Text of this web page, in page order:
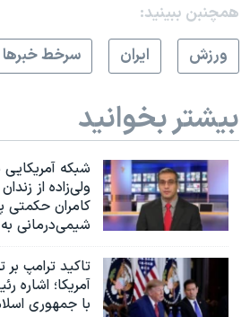
همچنبن ببینید:
ورزش
ايران سرخط خبرها
بیشتر بخوانید
شبکه
ولی‌زاده از
کامران حکمتی
شیمی‌درمانی به
تاکید ترامپ
آمریکا؛ اشاره
با جمهوری